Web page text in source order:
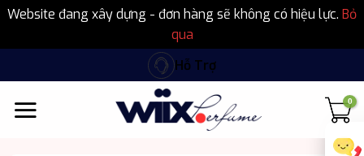
Website đang xây dựng - đơn hàng sẽ không có hiệu lực. Bỏ
qua
qua
nội
dung
Hỗ Trợ